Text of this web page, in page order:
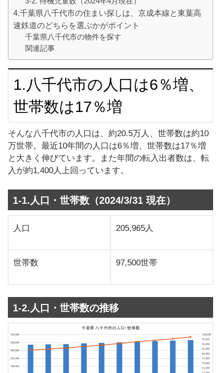
4.千葉県八千代市の住まい探しは、京成本線と東葉高
速鉄道のどちらを選ぶかがポイント
千葉県八千代市の物件を探す
関連記事
1.八千代市の人口は6％増、
世帯数は17％増
そんな八千代市の人口は、約20.5万人、世帯数は約10
万世帯。最近10年間の人口は6％増、世帯数は17％増
と大きく伸びています。また年間の転入出者数は、転
入が約1,400人上回っています。
1-1.人口・世帯数（2024/3/31 現在）
人口 205,965人
世帯数 97,500世帯
1-2.人口・世帯数の推移